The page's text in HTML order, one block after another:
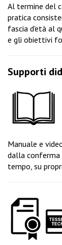
Al termine del
pratica
fascia d'età al
e gli obiettivi
Supporti
Manuale e
dalla conferma
tempo, su